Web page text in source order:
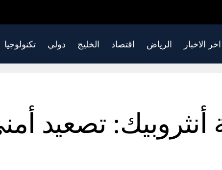
اخر الاخبار الرياض اقتصاد الخليج دولي تكنولوجيا
تصعيد